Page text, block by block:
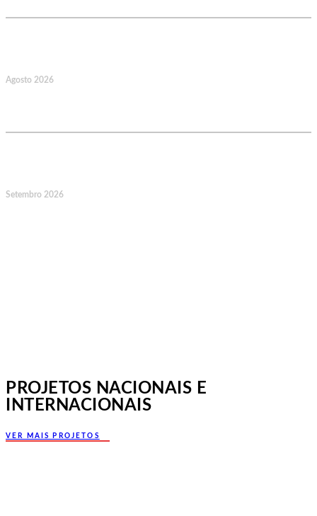
Agosto 2026
Setembro 2026
PROJETOS NACIONAIS E
INTERNACIONAIS
VER MAIS PROJETOS